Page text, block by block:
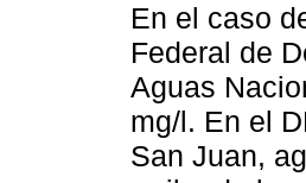
En el caso
Federal de
Aguas
mg/l. En el
San Juan,